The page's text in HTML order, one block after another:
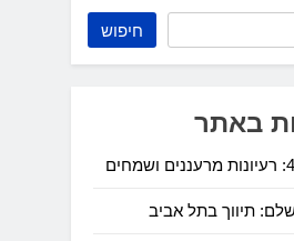
חיפוש
באתר
תיווך בתל אביב